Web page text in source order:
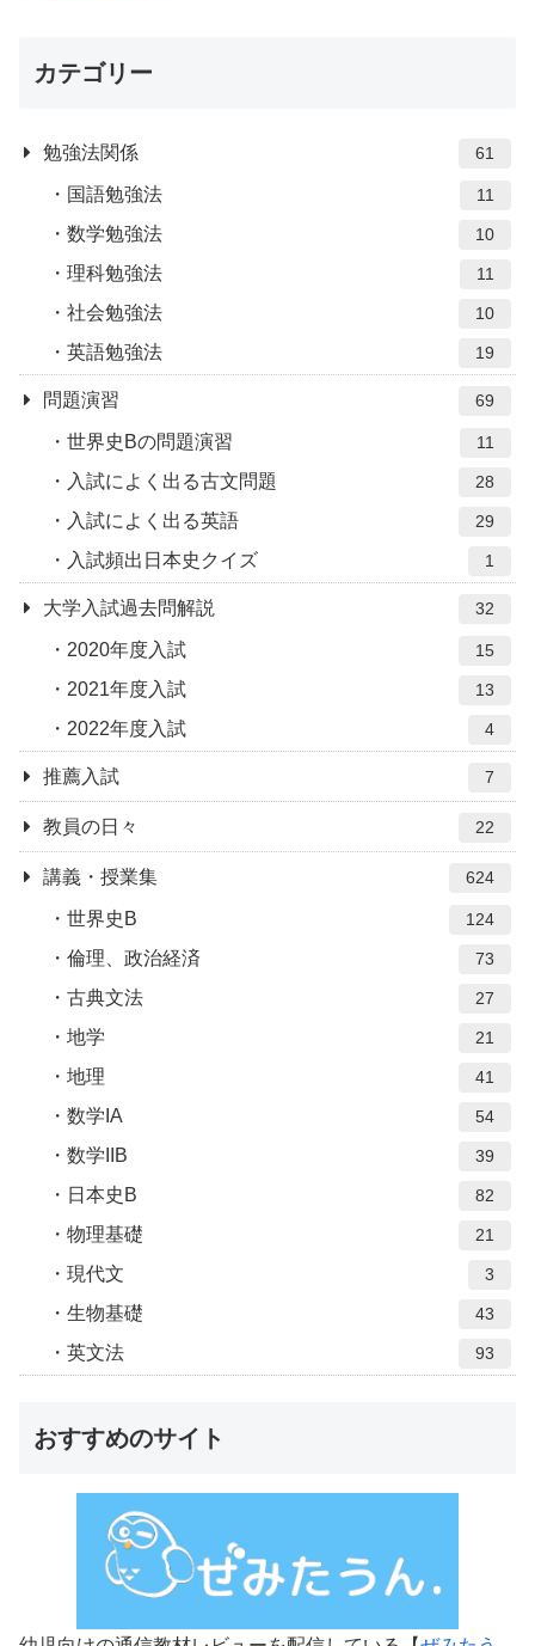
カテゴリー
勉強法関係 61
国語勉強法 11
数学勉強法 10
理科勉強法 11
社会勉強法 10
英語勉強法 19
問題演習 69
世界史Bの問題演習 11
入試によく出る古文問題 28
入試によく出る英語 29
入試頻出日本史クイズ 1
大学入試過去問解説 32
2020年度入試 15
2021年度入試 13
2022年度入試 4
推薦入試 7
教員の日々 22
講義・授業集 624
世界史B 124
倫理、政治経済 73
古典文法 27
地学 21
地理 41
数学IA 54
数学IIB 39
日本史B 82
物理基礎 21
現代文 3
生物基礎 43
英文法 93
おすすめのサイト